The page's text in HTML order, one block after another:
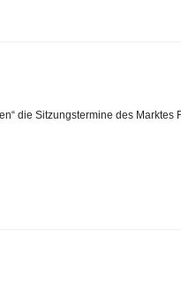
die Sitzungstermine des Marktes